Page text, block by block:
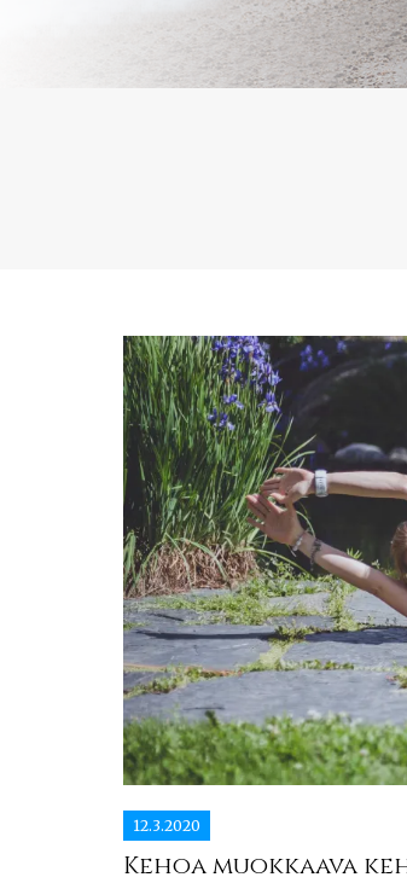
12.3.2020
Kehoa muokkaava